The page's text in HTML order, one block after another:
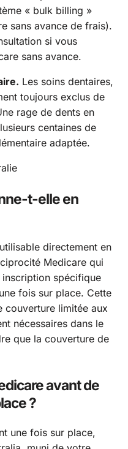
« bulk billing »
sans avance de frais).
si vous
sans avance.
Les soins dentaires,
toujours exclus de
rage de dents en
centaines de
adaptée.
t-elle en
directement en
Medicare qui
inscription spécifique
fois sur place. Cette
couverture limitée aux
nécessaires dans le
que la couverture de
avant de
?
une fois sur place,